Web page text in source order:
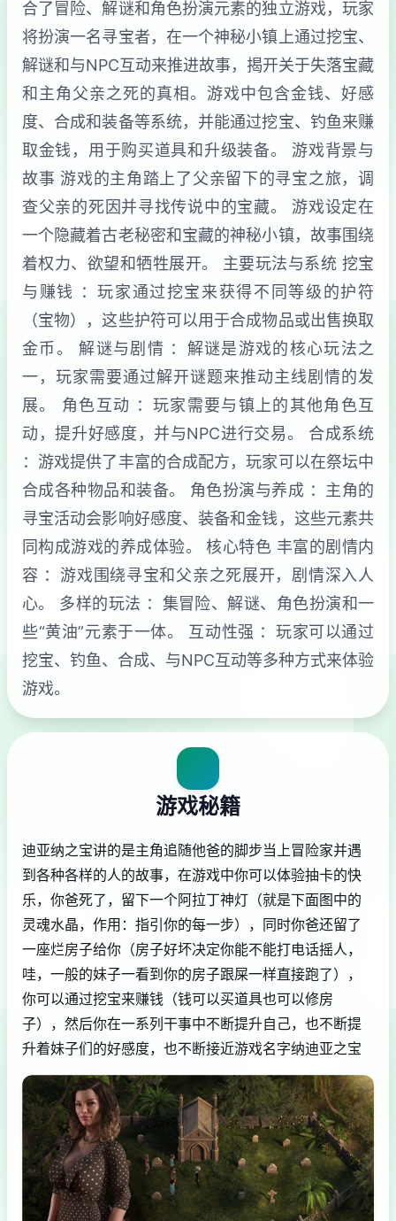
合了冒险、解谜和角色扮演元素的独立游戏，玩家
将扮演一名寻宝者，在一个神秘小镇上通过挖宝、
解谜和与NPC互动来推进故事，揭开关于失落宝藏
和主角父亲之死的真相。游戏中包含金钱、好感
度、合成和装备等系统，并能通过挖宝、钓鱼来赚
取金钱，用于购买道具和升级装备。 游戏背景与
故事 游戏的主角踏上了父亲留下的寻宝之旅，调
查父亲的死因并寻找传说中的宝藏。 游戏设定在
一个隐藏着古老秘密和宝藏的神秘小镇，故事围绕
着权力、欲望和牺牲展开。 主要玩法与系统 挖宝
与赚钱 ：玩家通过挖宝来获得不同等级的护符
（宝物），这些护符可以用于合成物品或出售换取
金币。 解谜与剧情 ：解谜是游戏的核心玩法之
一，玩家需要通过解开谜题来推动主线剧情的发
展。 角色互动 ：玩家需要与镇上的其他角色互
动，提升好感度，并与NPC进行交易。 合成系统
：游戏提供了丰富的合成配方，玩家可以在祭坛中
合成各种物品和装备。 角色扮演与养成 ：主角的
寻宝活动会影响好感度、装备和金钱，这些元素共
同构成游戏的养成体验。 核心特色 丰富的剧情内
容 ：游戏围绕寻宝和父亲之死展开，剧情深入人
心。 多样的玩法 ：集冒险、解谜、角色扮演和一
些“黄油”元素于一体。 互动性强 ：玩家可以通过
挖宝、钓鱼、合成、与NPC互动等多种方式来体验
游戏。
游戏秘籍
迪亚纳之宝讲的是主角追随他爸的脚步当上冒险家并遇
到各种各样的人的故事，在游戏中你可以体验抽卡的快
乐，你爸死了，留下一个阿拉丁神灯（就是下面图中的
灵魂水晶，作用：指引你的每一步），同时你爸还留了
一座烂房子给你（房子好坏决定你能不能打电话摇人，
哇，一般的妹子一看到你的房子跟屎一样直接跑了），
你可以通过挖宝来赚钱（钱可以买道具也可以修房
子），然后你在一系列干事中不断提升自己，也不断提
升着妹子们的好感度，也不断接近游戏名字纳迪亚之宝